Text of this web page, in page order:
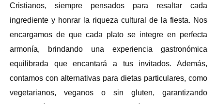
Cristianos, siempre pensados para resaltar cada
ingrediente y honrar la riqueza cultural de la fiesta. Nos
encargamos de que cada plato se integre en perfecta
armonía, brindando una experiencia gastronómica
equilibrada que encantará a tus invitados. Además,
contamos con alternativas para dietas particulares, como
vegetarianos, veganos o sin gluten, garantizando